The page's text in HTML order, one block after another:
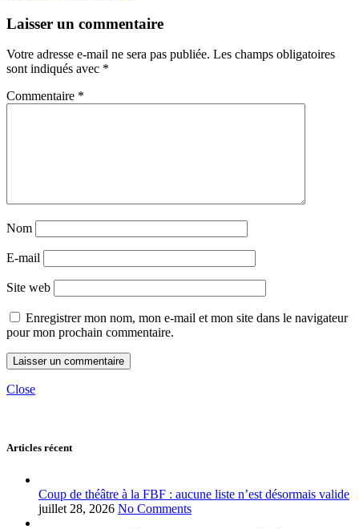
Laisser un commentaire
Votre adresse e-mail ne sera pas publiée. Les champs obligatoires
sont indiqués avec *
Commentaire *
Nom
E-mail
Site web
Enregistrer mon nom, mon e-mail et mon site dans le navigateur
pour mon prochain commentaire.
Close
Articles récent
Coup de théâtre à la FBF : aucune liste n’est désormais valide
juillet 28, 2026 No Comments